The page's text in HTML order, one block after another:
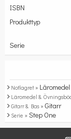
ISBN
Produkttyp
Serie
Notlagret »
Läromedel &
Gitarr & Bas » Gitarr
Serie » Step One